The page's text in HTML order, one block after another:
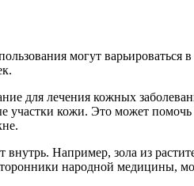
могут варьироваться
для лечения кожных
кожи. Это может
Например, зола из
народной медицины,